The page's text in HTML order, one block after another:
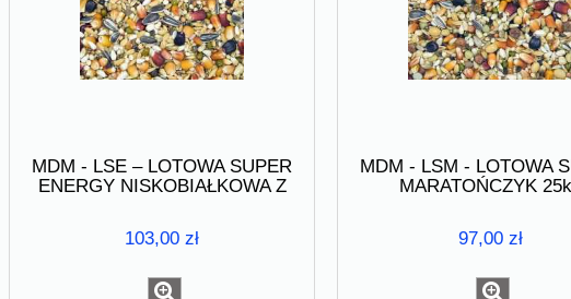
Profeed Taube - WEGAMIX GEL 400
g TERMIN WAŻNOŚCI 05.2026 r
do koszyka
BELGICA DE WEERD - Belga
Recharge 300 g TERMIN
WAŻNOŚCI 05.2025 r
do koszyka
MDM - LSE – LOTOWA SUPER
ENERGY NISKOBIAŁKOWA Z
103,00 zł
MDM - LSM - LOTOWA
MARATOŃCZYK
97,00 zł